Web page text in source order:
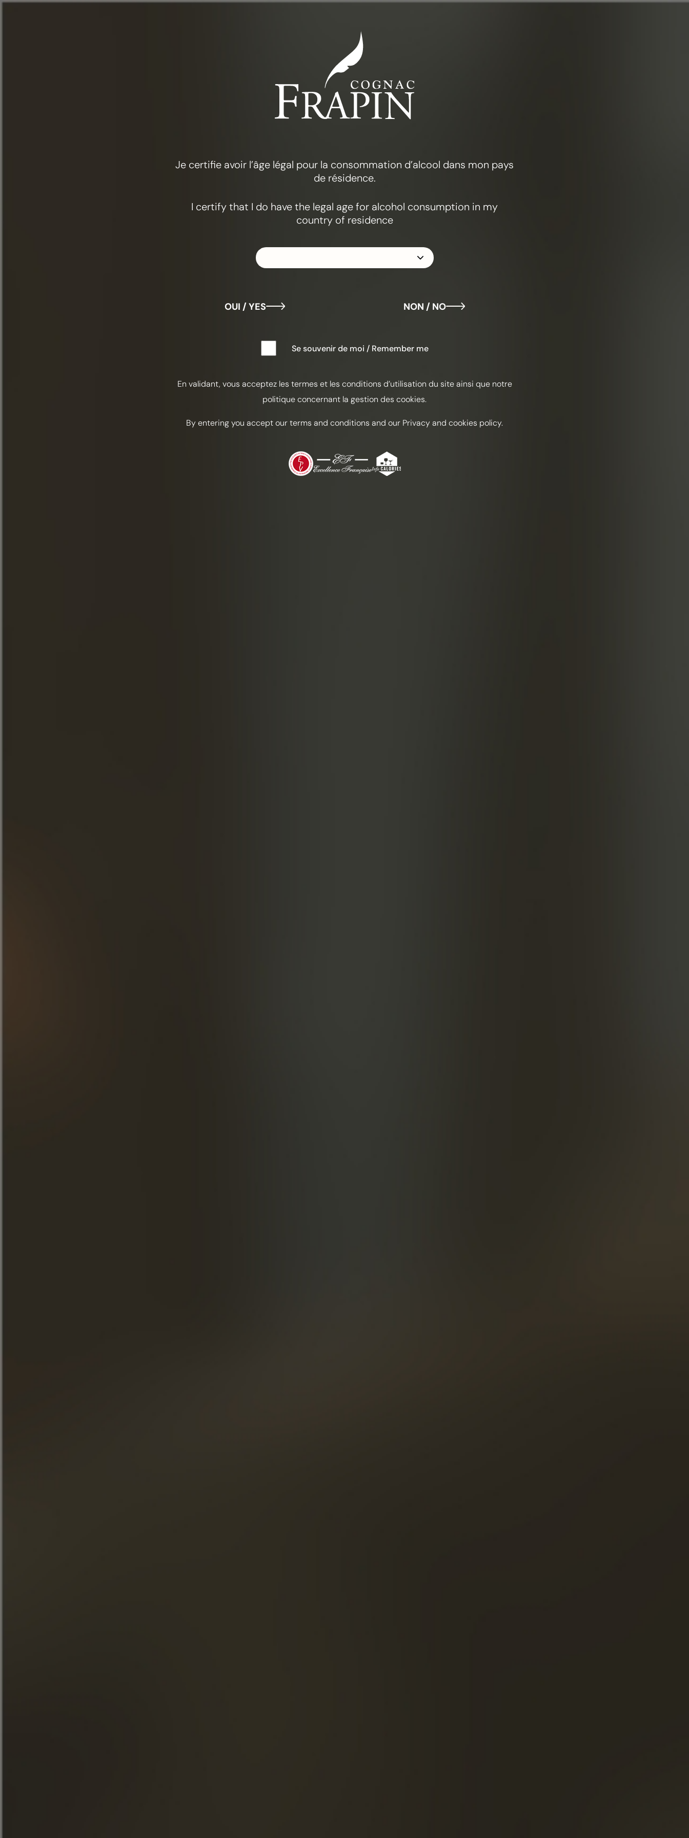
Je certifie avoir l’âge légal pour la consommation d’alcool dans mon pays
de résidence.
I certify that I do have the legal age for alcohol consumption in my
country of residence
OUI / YES NON / NO
Se souvenir de moi / Remember me
En validant, vous acceptez les termes et les conditions d’utilisation du site ainsi que notre
politique concernant la gestion des cookies.
By entering you accept our terms and conditions and our Privacy and cookies policy.
COGNAC FRAPIN
FRAPIN 1270